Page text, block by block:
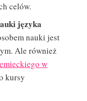
celów.
języka
nauki jest
Ale również
w
kursy